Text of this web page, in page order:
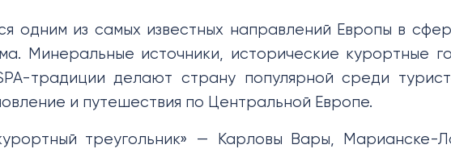
одним из самых известных направлений Европы в
Минеральные источники, исторические курортные
традиции делают страну популярной среди
и путешествия по Центральной Европе.
треугольник» — Карловы Вары,